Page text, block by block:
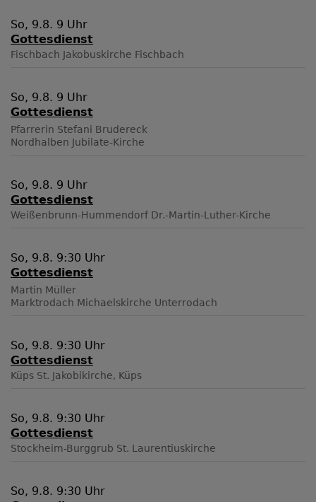
So, 9.8. 9 Uhr
Gottesdienst
Fischbach Jakobuskirche Fischbach
So, 9.8. 9 Uhr
Gottesdienst
Pfarrerin Stefani Brudereck
Nordhalben Jubilate-Kirche
So, 9.8. 9 Uhr
Gottesdienst
Weißenbrunn-Hummendorf Dr.-Martin-Luther-Kirche
So, 9.8. 9:30 Uhr
Gottesdienst
Martin Müller
Marktrodach Michaelskirche Unterrodach
So, 9.8. 9:30 Uhr
Gottesdienst
Küps St. Jakobikirche, Küps
So, 9.8. 9:30 Uhr
Gottesdienst
Stockheim-Burggrub St. Laurentiuskirche
So, 9.8. 9:30 Uhr